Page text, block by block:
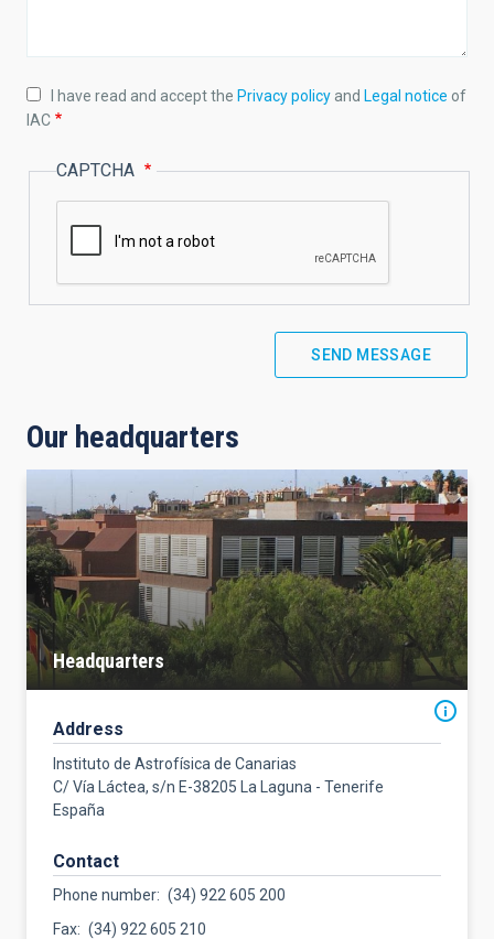
I have read and accept the Privacy policy and Legal notice of
IAC
CAPTCHA
Our headquarters
Headquarters
Address
Instituto de Astrofísica de Canarias
C/ Vía Láctea, s/n E-38205 La Laguna - Tenerife
España
Contact
Phone number
(34) 922 605 200
Fax
(34) 922 605 210